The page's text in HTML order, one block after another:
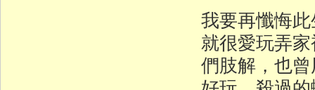
我要再懺悔
就很愛玩弄
們肢解，也